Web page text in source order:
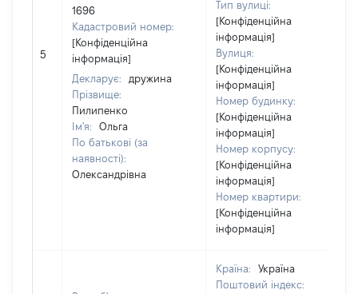
5
1696
Кадастровий номер:
[Конфіденційна
інформація]
Декларує:
дружина
Прізвище:
Пилипенко
Ім'я:
Ольга
По батькові (за
наявності):
Олександрівна
Тип вулиці:
[Конфіденційна
інформація]
Вулиця:
[Конфіденційна
інформація]
Номер будинку:
[Конфіденційна
інформація]
Номер корпусу:
[Конфіденційна
інформація]
Номер квартири:
[Конфіденційна
інформація]
Країна:
Україна
Поштовий індекс: